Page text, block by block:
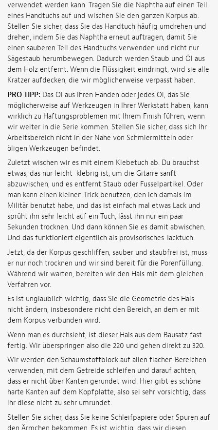
verwendet werden kann. Tragen Sie die Naphtha auf einen Teil
eines Handtuchs auf und wischen Sie den ganzen Korpus ab.
Stellen Sie sicher, dass Sie das Handtuch häufig umdrehen und
drehen, indem Sie das Naphtha erneut auftragen, damit Sie
einen sauberen Teil des Handtuchs verwenden und nicht nur
Sägestaub herumbewegen. Dadurch werden Staub und Öl aus
dem Holz entfernt. Wenn die Flüssigkeit eindringt, wird sie alle
Kratzer aufdecken, die wir möglicherweise verpasst haben.
PRO TIPP: Das Öl aus Ihren Händen oder jedes Öl, das Sie
möglicherweise auf Werkzeugen in Ihrer Werkstatt haben, kann
wirklich zu Haftungsproblemen mit Ihrem Finish führen, wenn
wir weiter in die Serie kommen. Stellen Sie sicher, dass sich Ihr
Arbeitsbereich nicht in der Nähe von Schmiermitteln oder
öligen Werkzeugen befindet.
Zuletzt wischen wir es mit einem Klebetuch ab. Du brauchst
etwas, das nur leicht klebrig ist, um die Gitarre sanft
abzuwischen, und es entfernt Staub oder Fusselpartikel. Oder
man kann einen kleinen Trick benutzen, den ich damals im
Militär benutzt habe, und das ist einfach mal etwas Lack und
sprüht ihn sehr leicht auf ein Tuch, lässt ihn nur ein paar
Sekunden trocknen. Und dann können Sie es damit abwischen.
Und das funktioniert eigentlich als provisorisches Tacktuch.
Jetzt, da der Korpus geschliffen, sauber und staubfrei ist, muss
er nur noch trocknen und wir sind bereit für die Porenfüllung.
Während wir warten, bereiten wir den Hals mit dem gleichen
Verfahren vor.
Es ist unglaublich wichtig, dass Sie die Geometrie des Hals
nicht ändern, insbesondere nicht den Bereich, an dem er mit
dem Korpus verbunden wird.
Wenn man es durchsieht, ist dieser Hals aus dem Bausatz fast
fertig. Wir überspringen also die 220 und gehen direkt zu 320.
Wir werden den Schaumstoffblock auf allen flachen Bereichen
verwenden, mit dem Getreide schleifen und darauf achten,
dass er nicht über Kanten gerundet wird. Hier gibt es schöne
harte Kanten auf dem Kopfplatte, also sei sehr vorsichtig, dass
ihr diese nicht zu sehr umrundet.
Stellen Sie sicher, dass Sie keine Schleifpapiere oder Spuren auf
den Ärmchen bekommen. Es ist wichtig, dass wir diesen